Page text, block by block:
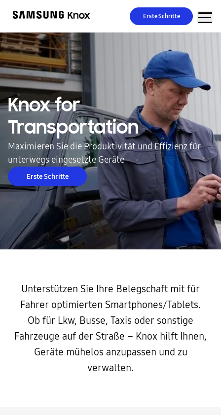
Erste Schritte
Knox for
Transportation
Maximieren Sie die Produktivität und Effizienz für
unterwegs eingesetzte Geräte
Erste Schritte
Unterstützen Sie Ihre Belegschaft mit für
Fahrer optimierten Smartphones/Tablets.
Ob für Lkw, Busse, Taxis oder sonstige
Fahrzeuge auf der Straße – Knox hilft Ihnen,
Geräte mühelos anzupassen und zu
verwalten.